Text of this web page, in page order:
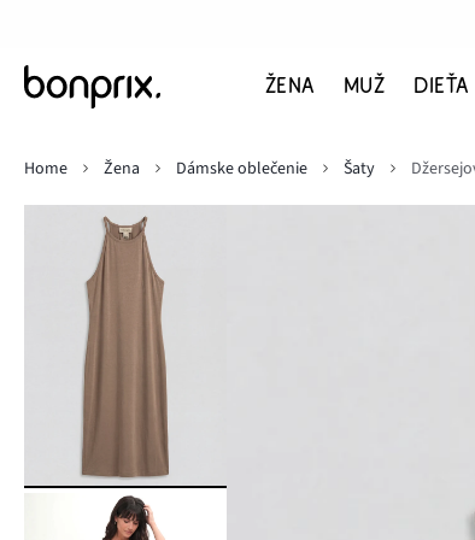
ŽENA MUŽ DIEŤA
Home
Žena Dámske oblečenie Šaty